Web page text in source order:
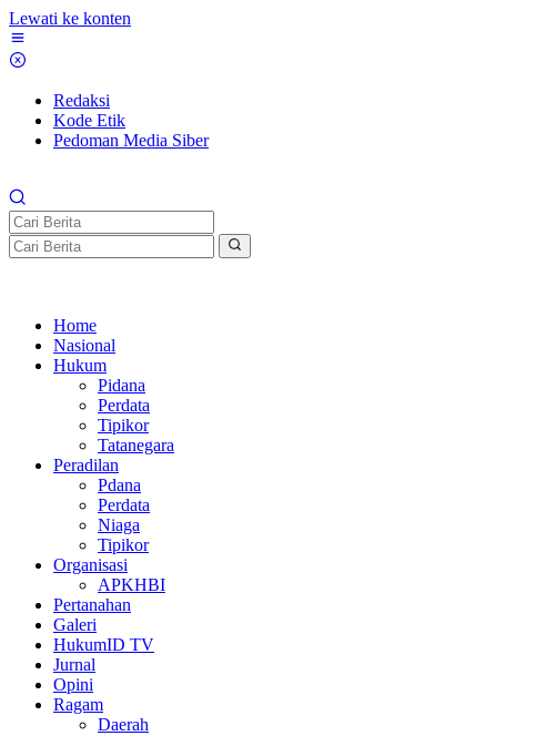
Lewati ke konten
Redaksi
Kode Etik
Pedoman Media Siber
Home
Nasional
Hukum
Pidana
Perdata
Tipikor
Tatanegara
Peradilan
Pdana
Perdata
Niaga
Tipikor
Organisasi
APKHBI
Pertanahan
Galeri
HukumID TV
Jurnal
Opini
Ragam
Daerah